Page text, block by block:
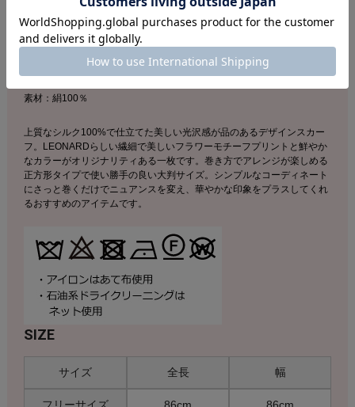
DESCRIPTION
店舗へのお問い合わせの際は下記品番をお伝え下さい。
素材：絹100％
上質なシルク100%で仕立てた美しい光沢感が品のあるデザインスカー
フ。LEONARDらしい繊細で美しいフラワーモチーフプリントと鮮やか
なカラーがオリジナリティある一枚です。巻き方でアレンジが楽しめる
正方形タイプで使い勝手の良い大判サイズ。シンプルなコーディネート
にさっと巻くだけでニュアンスを変え、華やかな印象をプラスしてくれ
るおすすめのアイテムです。
SIZE
サイズ 全長 幅
フリーサイズ 86cm 86cm